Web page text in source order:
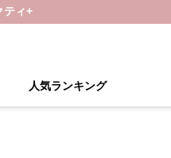
ティ+
人気ランキング